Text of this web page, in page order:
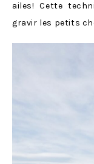
ailes! Cette
gravir les petits